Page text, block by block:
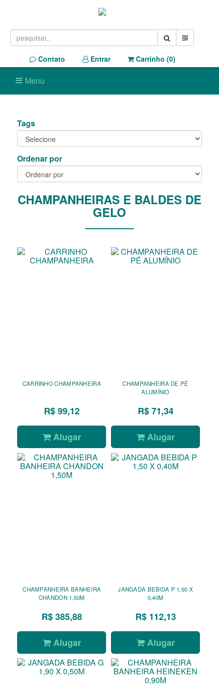
Contato Entrar Carrinho (0)
Menu
Tags
Ordenar por
CHAMPANHEIRAS E BALDES DE
GELO
CARRINHO CHAMPANHEIRA
R$ 99,12
Alugar
CHAMPANHEIRA DE PÉ
ALUMÍNIO
R$ 71,34
Alugar
CHAMPANHEIRA BANHEIRA
CHANDON 1,50M
R$ 385,88
Alugar
JANGADA BEBIDA P 1,50 X
0,40M
R$ 112,13
Alugar